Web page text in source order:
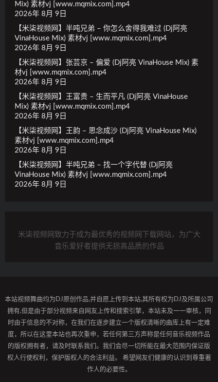
Mix) 素材vj [www.mqmix.com].mp4
2026年 8月 9日
【米柒视频网】半吨兄弟 – 你怎么舍得我难过 (Dj阿亮
VinaHouse Mix) 素材vj [www.mqmix.com].mp4
2026年 8月 9日
【米柒视频网】张芸京 – 偏爱 (Dj阿亮 VinaHouse Mix) 素
材vj [www.mqmix.com].mp4
2026年 8月 9日
【米柒视频网】王富贵 – 生而平凡 (Dj阿亮 VinaHouse
Mix) 素材vj [www.mqmix.com].mp4
2026年 8月 9日
【米柒视频网】王韵 – 思念成沙 (Dj阿亮 VinaHouse Mix)
素材vj [www.mqmix.com].mp4
2026年 8月 9日
【米柒视频网】半吨兄弟 – 找一个字代替 (Dj阿亮
VinaHouse Mix) 素材vj [www.mqmix.com].mp4
2026年 8月 9日
米柒视频网致力于成为最优秀的视频网下载网站，为广大
音乐爱好者提供无损高品质的作品
本站视频舞曲均为DJ原创作品,并自愿上传到本站,其所有权为DJ及所属公司
拥有,但是由于部分视频来自网友上传和搜索引擎，本站未及一一审核，同
时由于信息的不对称，在我们在逐步建立一个版权清晰的曲库上有一定难
度，所以在这里本站也再次重申，若任何第三方声称是任何音乐视频作品
的版权拥有者，请及时联系我们。我们会尽一切所能在最大范围内保证版
权人行使权利，保护版权人的合法利益。 希望网友们健康的认识到尊重著
作人的必要性。